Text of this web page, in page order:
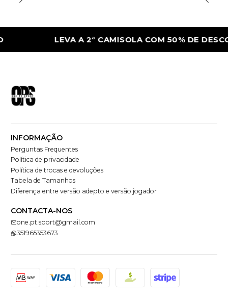
LEVA A 2ª CAMISOLA COM 50% DE DESCONTO
INFORMAÇÃO
Perguntas Frequentes
Política de privacidade
Política de trocas e devoluções
Tabela de Tamanhos
Diferença entre versão adepto e versão jogador
CONTACTA-NOS
one.pt.sport@gmail.com
351965353673